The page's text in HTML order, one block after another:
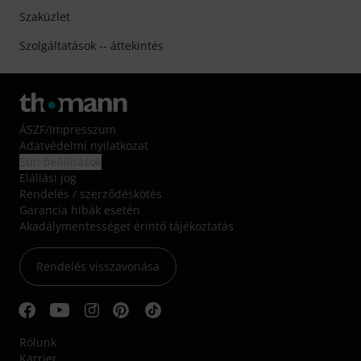
Szaküzlet
Szolgáltatások -- áttekintés
ÁSZF/Impresszum
Adatvédelmi nyilatkozat
Elállási jog
Rendelés / szerződéskötés
Garancia hibák esetén
Akadálymentességet érintő tájékoztatás
Rendelés visszavonása
Rólunk